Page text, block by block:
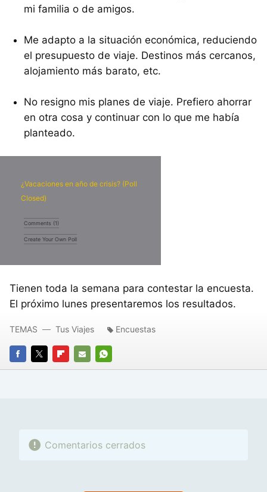
mi familia o de amigos.
Me adapto a la situación económica, reduciendo
el presupuesto de viaje. Destinos más cercanos,
alojamiento más barato, etc.
No resigno mis planes de viaje. Prefiero ahorrar
en otra cosa y continuar con lo que me había
planteado.
¿Vacaciones en año de crisis? (Poll
Closed)
Comments (1)
Create Your Own Poll
Tienen toda la semana para contestar la encuesta.
El próximo lunes presentaremos los resultados.
FACEBOOK
TWITTERFLIPBOARD
E-
WHATSAPP
TEMAS Tus Viajes Encuestas
Comentarios cerrados